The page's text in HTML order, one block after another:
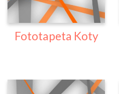
Fototapeta Koty